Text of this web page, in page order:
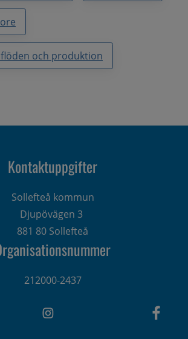
och produktion
Kontaktuppgifter
Sollefteå kommun
Djupövägen 3
881 80 Sollefteå
212000-2437